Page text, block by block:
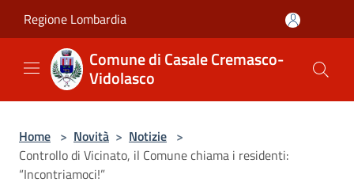
Regione Lombardia
Comune di Casale Cremasco-
Vidolasco
Home > Novità > Notizie >
Controllo di Vicinato, il Comune chiama i residenti:
“Incontriamoci!”